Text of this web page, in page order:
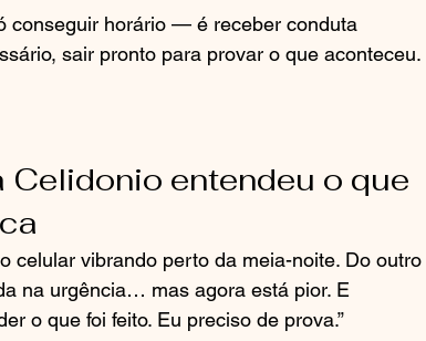
conseguir horário — é receber conduta
sair pronto para provar o que aconteceu.
entendeu o que
celular vibrando perto da meia-noite. Do outro
na urgência… mas agora está pior. E
o que foi feito. Eu preciso de prova.”